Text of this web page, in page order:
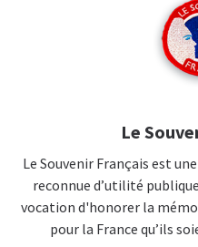
Le
Le Souvenir Français est
reconnue d’utilité
vocation d'honorer la
pour la France qu’ils